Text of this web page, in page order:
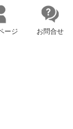
ージ お問合せ